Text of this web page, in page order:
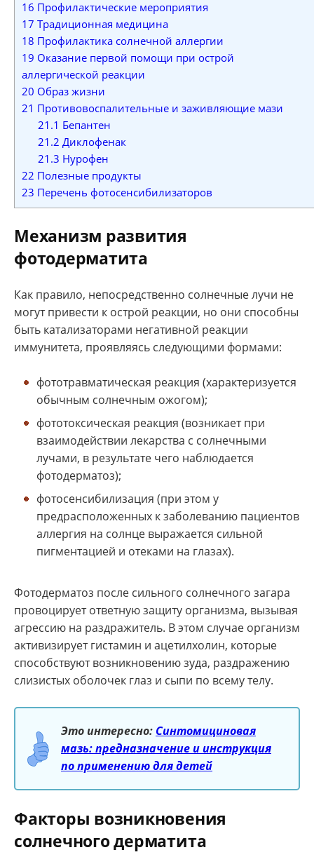
16 Профилактические мероприятия
17 Традиционная медицина
18 Профилактика солнечной аллергии
19 Оказание первой помощи при острой
аллергической реакции
20 Образ жизни
21 Противовоспалительные и заживляющие мази
21.1 Бепантен
21.2 Диклофенак
21.3 Нурофен
22 Полезные продукты
23 Перечень фотосенсибилизаторов
Механизм развития
фотодерматита
Как правило, непосредственно солнечные лучи не
могут привести к острой реакции, но они способны
быть катализаторами негативной реакции
иммунитета, проявляясь следующими формами:
фототравматическая реакция (характеризуется
обычным солнечным ожогом);
фототоксическая реакция (возникает при
взаимодействии лекарства с солнечными
лучами, в результате чего наблюдается
фотодерматоз);
фотосенсибилизация (при этом у
предрасположенных к заболеванию пациентов
аллергия на солнце выражается сильной
пигментацией и отеками на глазах).
Фотодерматоз после сильного солнечного загара
провоцирует ответную защиту организма, вызывая
агрессию на раздражитель. В этом случае организм
активизирует гистамин и ацетилхолин, которые
способствуют возникновению зуда, раздражению
слизистых оболочек глаз и сыпи по всему телу.
Это интересно: Синтомициновая
мазь: предназначение и инструкция
по применению для детей
Факторы возникновения
солнечного дерматита